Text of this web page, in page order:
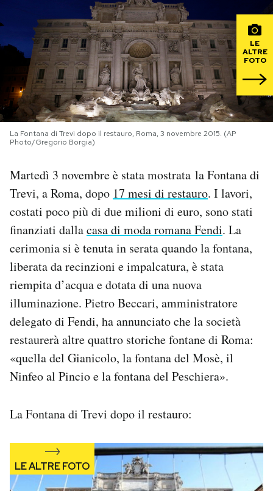
PODCAST
NEWSLETTER
I MIEI PREFERITI
AREA PERSONALE
Area Personale
Newsletter
Notifiche mobile
Regala il Post
Hai bisogno di aiuto?
LE
ALTRE
FOTO
La Fontana di Trevi dopo il restauro, Roma, 3 novembre 2015. (AP
Photo/Gregorio Borgia)
Martedì 3 novembre è stata mostrata la Fontana di
Trevi, a Roma, dopo 17 mesi di restauro. I lavori,
costati poco più di due milioni di euro, sono stati
finanziati dallacasa di moda romana Fendi. La
cerimonia si è tenuta in serata quando la fontana,
liberata da recinzioni e impalcatura, è stata
riempita d’acqua e dotata di una nuova
illuminazione. Pietro Beccari, amministratore
delegato di Fendi, ha annunciato che la società
restaurerà altre quattro storiche fontane di Roma:
«quella del Gianicolo, la fontana del Mosè, il
Ninfeo al Pincio e la fontana del Peschiera».
La Fontana di Trevi dopo il restauro: